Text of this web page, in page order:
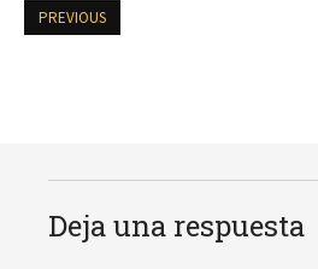
PREVIOUS
Deja una respuesta